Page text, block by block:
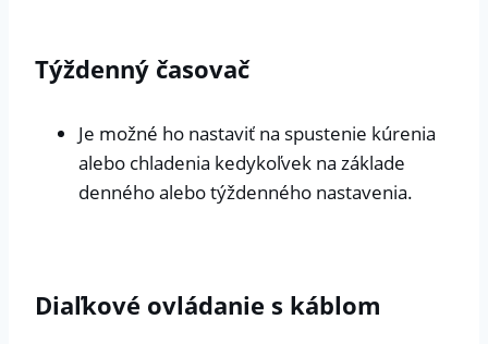
Týždenný časovač
Je možné ho nastaviť na spustenie kúrenia
alebo chladenia kedykoľvek na základe
denného alebo týždenného nastavenia.
Diaľkové ovládanie s káblom